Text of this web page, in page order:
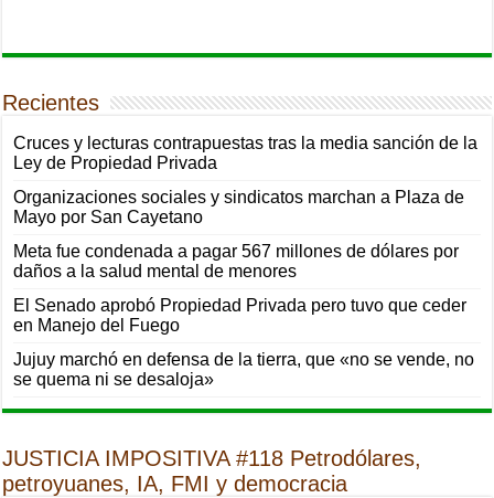
Recientes
Cruces y lecturas contrapuestas tras la media sanción de la
Ley de Propiedad Privada
Organizaciones sociales y sindicatos marchan a Plaza de
Mayo por San Cayetano
Meta fue condenada a pagar 567 millones de dólares por
daños a la salud mental de menores
El Senado aprobó Propiedad Privada pero tuvo que ceder
en Manejo del Fuego
Jujuy marchó en defensa de la tierra, que «no se vende, no
se quema ni se desaloja»
JUSTICIA IMPOSITIVA #118 Petrodólares,
petroyuanes, IA, FMI y democracia